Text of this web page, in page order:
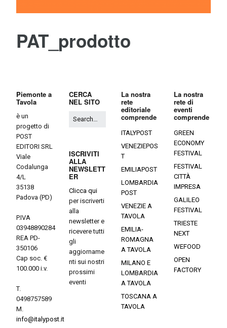
PAT_prodotto
Piemonte a
Tavola
è un
progetto di
POST
EDITORI SRL
Viale
Codalunga
4/L
35138
Padova (PD)
P.IVA
03948890284
REA PD-
350106
Cap soc. €
100.000 i.v.
T.
0498757589
M.
info@italypost.it
CERCA
NEL SITO
ISCRIVITI
ALLA
NEWSLETT
ER
Clicca qui
per iscriverti
alla
newsletter e
ricevere tutti
gli
aggiorname
nti sui nostri
prossimi
eventi
La nostra
rete
editoriale
comprende
ITALYPOST
VENEZIEPOS
T
EMILIAPOST
LOMBARDIA
POST
VENEZIE A
TAVOLA
EMILIA-
ROMAGNA
A TAVOLA
MILANO E
LOMBARDIA
A TAVOLA
TOSCANA A
TAVOLA
La nostra
rete di
eventi
comprende
GREEN
ECONOMY
FESTIVAL
FESTIVAL
CITTÀ
IMPRESA
GALILEO
FESTIVAL
TRIESTE
NEXT
WEFOOD
OPEN
FACTORY